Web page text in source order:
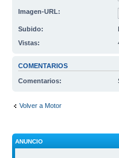
Imagen-URL:
Subido:
Vistas:
COMENTARIOS
Comentarios:
Volver a Motor
ANUNCIO